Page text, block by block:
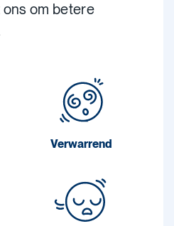
om betere
Verwarrend